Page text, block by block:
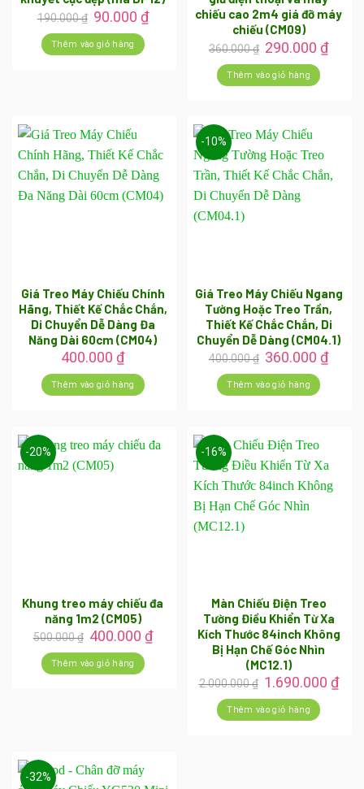
190.000₫ Giá
gốc
là:
190.000 ₫.
90.000 ₫Giá
hiện
Thêm vào giỏ hàng
chiếu cao 2m4 giá đỡ máy
chiếu (CM09)
360.000₫ Giá
gốc
là:
360.000 ₫.
290.000₫Giá
hiện
Thêm vào giỏ hàng
Giá Treo Máy Chiếu Chính
Hãng, Thiết Kế Chắc Chắn,
Di Chuyển Dễ Dàng Đa
Năng Dài 60cm (CM04)
400.000₫
Thêm vào giỏ hàng
-10%
Giá Treo Máy Chiếu Ngang
Tường Hoặc Treo Trần,
Thiết Kế Chắc Chắn, Di
Chuyển Dễ Dàng (CM04.1)
400.000₫ Giá
gốc
là:
400.000 ₫.
360.000₫Giá
Thêm vào giỏ hàng
-20%
Khung treo máy chiếu đa
năng 1m2 (CM05)
500.000₫ Giá
gốc
là:
500.000 ₫.
400.000 ₫Giá
Thêm vào giỏ hàng
-16%
Màn Chiếu Điện Treo
Tường Điều Khiển Từ Xa
Kích Thước 84inch Không
Bị Hạn Chế Góc Nhìn
(MC12.1)
2.000.000₫ Giá
gốc
là:
2.000.000 ₫.
1.690.000 ₫Giá
Thêm vào giỏ hàng
-32%